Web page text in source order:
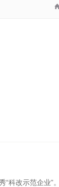
科改示范企业”。